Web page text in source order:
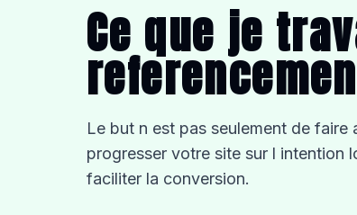
Ce que je
Le but n est pas seulement de
progresser votre site sur l intention
faciliter la conversion.